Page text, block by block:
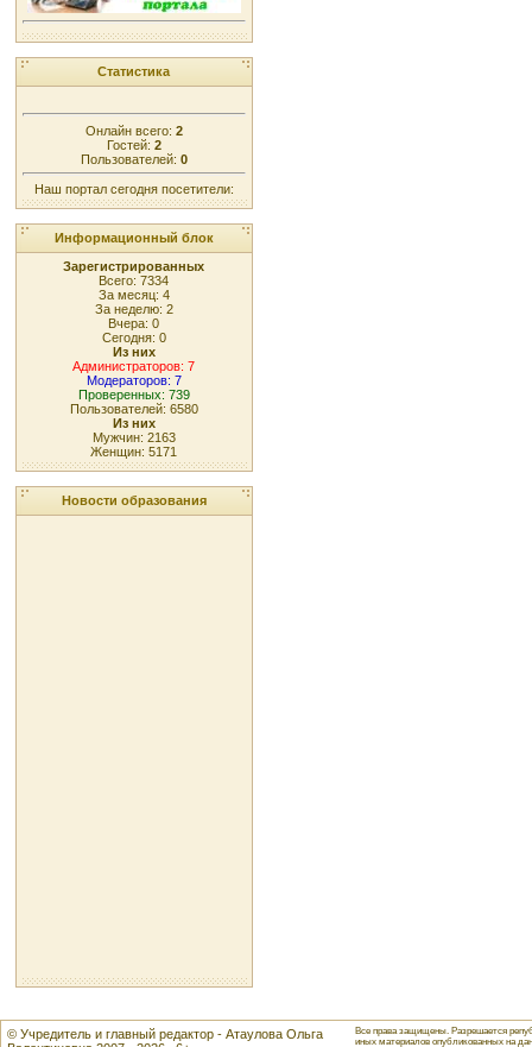
Статистика
Онлайн всего: 2
Гостей: 2
Пользователей: 0
Наш портал сегодня посетители:
Информационный блок
Зарегистрированных
Всего: 7334
За месяц: 4
За неделю: 2
Вчера: 0
Сегодня: 0
Из них
Администраторов: 7
Модераторов: 7
Проверенных: 739
Пользователей: 6580
Из них
Мужчин: 2163
Женщин: 5171
Новости образования
© Учредитель и главный редактор - Атаулова Ольга
Все права защищены. Разрешается
иных материалов опубликованных на